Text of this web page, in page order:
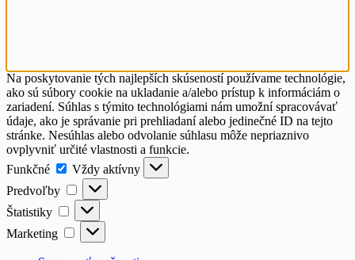
Na poskytovanie tých najlepších skúseností používame technológie,
ako sú súbory cookie na ukladanie a/alebo prístup k informáciám o
zariadení. Súhlas s týmito technológiami nám umožní spracovávať
údaje, ako je správanie pri prehliadaní alebo jedinečné ID na tejto
stránke. Nesúhlas alebo odvolanie súhlasu môže nepriaznivo
ovplyvniť určité vlastnosti a funkcie.
Funkčné
Funkčné
Vždy aktívny
Predvoľby
Predvoľby
Štatistiky Štatistiky
Marketing Marketing